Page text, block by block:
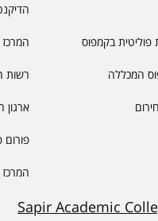
פוליטית בקמפוס
המכללה רשות
פורום
Sapir Academic